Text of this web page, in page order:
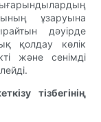
ұзаруына
дәуірде
қолдау көлік
және сенімді
тізбегінің